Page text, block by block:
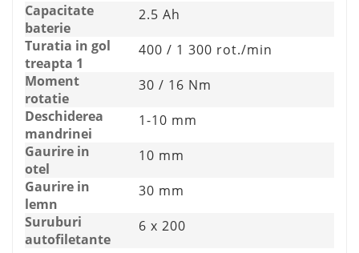
Capacitate
baterie
2.5 Ah
Turatia in gol
treapta 1
400 / 1 300 rot./min
Moment
rotatie
30 / 16 Nm
Deschiderea
mandrinei
1-10 mm
Gaurire in
otel
10 mm
Gaurire in
lemn
30 mm
Suruburi
autofiletante
6 x 200